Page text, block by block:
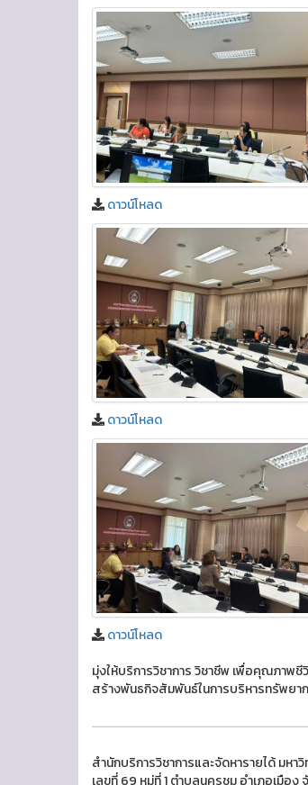
ดาวน์โหลด
ดาวน์โหลด
ดาวน์โหลด
มุ่งให้บริการวิชาการ วิชาชีพ เพื่อคุณภาพ
สร้างพันธกิจสัมพันธ์ในการบริหารทรัพยา
สำนักบริการวิชาการและจัดหารายได้ มห